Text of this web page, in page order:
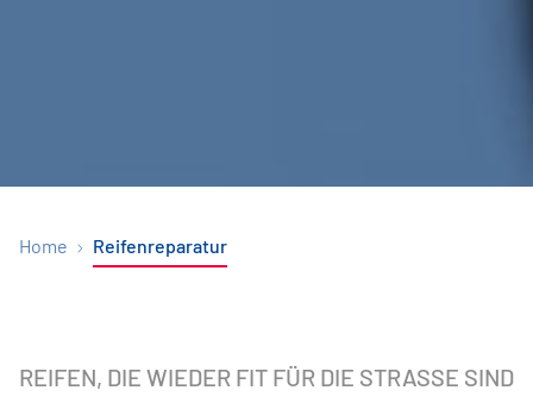
Home Reifenreparatur
REIFEN, DIE WIEDER FIT FÜR DIE STRASSE SIND